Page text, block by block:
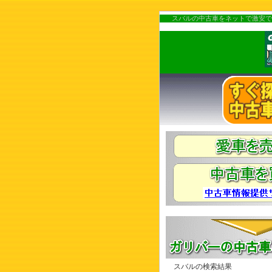
スバルの中古車をネットで激安
スバルの検索結果